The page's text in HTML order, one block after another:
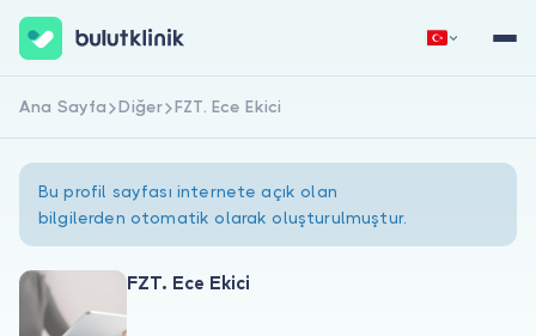
Hemen Kaydol
Ana Sayfa Diğer FZT. Ece Ekici
Bu profil sayfası internete açık olan
bilgilerden otomatik olarak oluşturulmuştur.
FZT. Ece Ekici